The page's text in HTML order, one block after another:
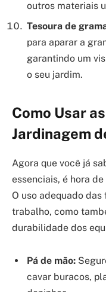
outros materiais
Tesoura de
para aparar a
garantindo um
o seu jardim.
Como Usar
Jardinagem
Agora que você já
essenciais, é hora
O uso adequado
trabalho, como
durabilidade dos
Pá de mão:
cavar buracos,